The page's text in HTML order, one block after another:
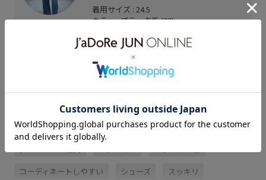
着用サイズ : 24.5
カラー : ブラック系 (02)
コーディネートしやすい シューズ スッキリ